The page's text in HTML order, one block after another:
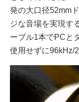
発の大口径52mm
ジな音場を実現す
ーブル1本でPCと
使用せずに96kHz/